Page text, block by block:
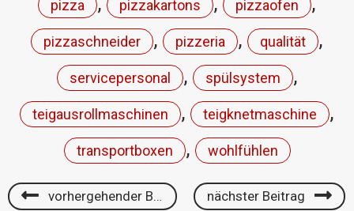
pizza pizzakartons pizzaofen
pizzaschneider , pizzeria , qualität ,
servicepersonal , spülsystem ,
teigausrollmaschinen , teigknetmaschine ,
transportboxen , wohlfühlen
vorhergehender Beitrag nächster Beitrag